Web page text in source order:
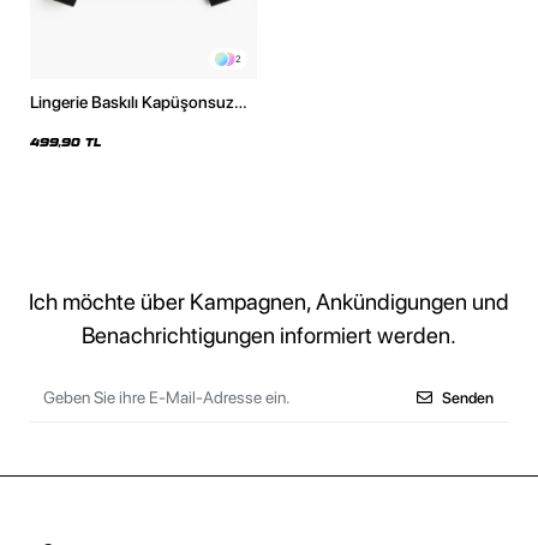
2
Lingerie Baskılı Kapüşonsuz
Sweatshirt
499,90 TL
Ich möchte über Kampagnen, Ankündigungen und
Benachrichtigungen informiert werden.
Senden